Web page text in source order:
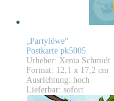
„Partylöwe“
Postkarte pk5005
Urheber: Xenia Schmidt
Format: 12,1 x 17,2 cm
Ausrichtung: hoch
Lieferbar: sofort